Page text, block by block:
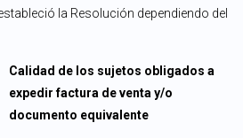
la Resolución dependiendo del
Calidad de los sujetos obligados a
expedir factura de venta y/o
documento equivalente